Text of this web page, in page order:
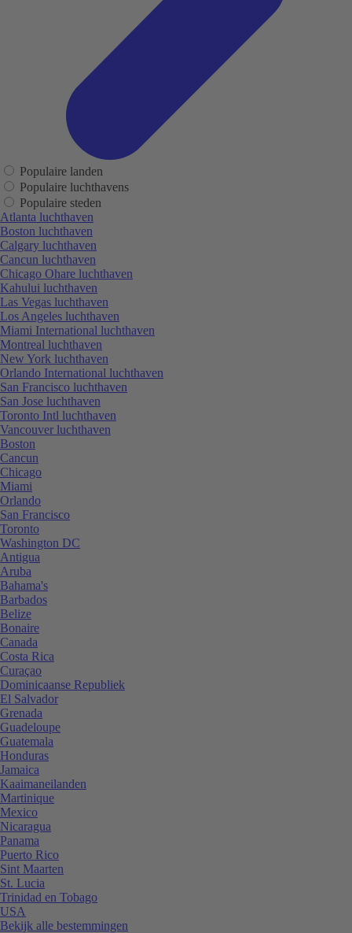
Populaire landen
Populaire luchthavens
Populaire steden
Atlanta luchthaven
Boston luchthaven
Calgary luchthaven
Cancun luchthaven
Chicago Ohare luchthaven
Kahului luchthaven
Las Vegas luchthaven
Los Angeles luchthaven
Miami International luchthaven
Montreal luchthaven
New York luchthaven
Orlando International luchthaven
San Francisco luchthaven
San Jose luchthaven
Toronto Intl luchthaven
Vancouver luchthaven
Boston
Cancun
Chicago
Miami
Orlando
San Francisco
Toronto
Washington DC
Antigua
Aruba
Bahama's
Barbados
Belize
Bonaire
Canada
Costa Rica
Curaçao
Dominicaanse Republiek
El Salvador
Grenada
Guadeloupe
Guatemala
Honduras
Jamaica
Kaaimaneilanden
Martinique
Mexico
Nicaragua
Panama
Puerto Rico
Sint Maarten
St. Lucia
Trinidad en Tobago
USA
Bekijk alle bestemmingen